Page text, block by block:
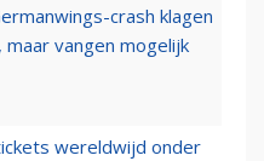
crash klagen
vangen mogelijk
wereldwijd onder